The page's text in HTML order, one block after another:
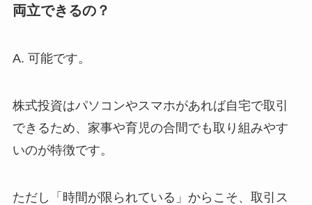
両立できるの？
A. 可能です。
株式投資はパソコンやスマホがあれば自宅で取引
できるため、家事や育児の合間でも取り組みやす
いのが特徴です。
ただし「時間が限られている」からこそ、取引ス